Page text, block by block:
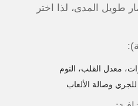
طويل المدى، لذا اختر
معدل القلب، النوم
وصالة الألعاب